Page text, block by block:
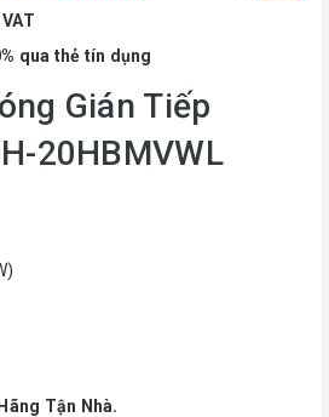
qua thẻ tín dụng
Gián Tiếp
20HBMVWL
Tận Nhà.